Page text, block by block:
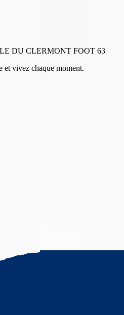
DU CLERMONT FOOT 63
et vivez chaque moment.